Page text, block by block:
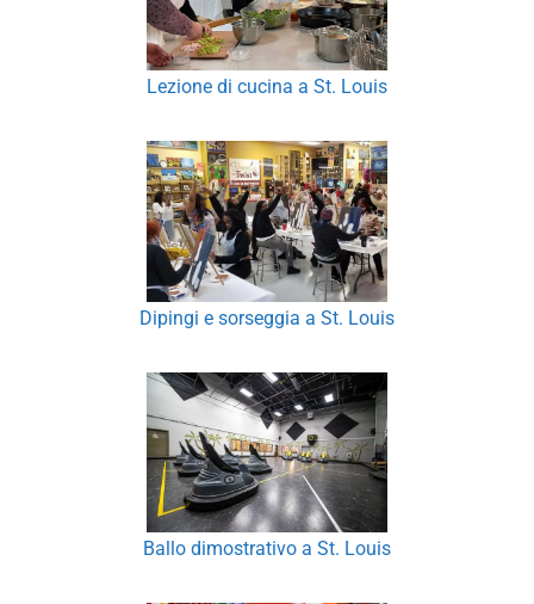
Lezione di cucina a St. Louis
Dipingi e sorseggia a St. Louis
Ballo dimostrativo a St. Louis